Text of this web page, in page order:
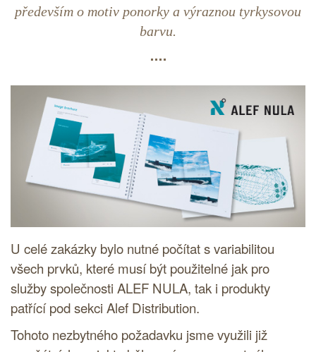
především o motiv ponorky a výraznou tyrkysovou
barvu.
U celé zakázky bylo nutné počítat s variabilitou
všech prvků, které musí být použitelné jak pro
služby společnosti ALEF NULA, tak i produkty
patřící pod sekci Alef Distribution.
Tohoto nezbytného požadavku jsme využili již